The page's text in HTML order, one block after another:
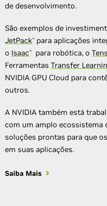
de desenvolvimento.
São exemplos de
JetPack™ para aplicações
o Isaac™ para robótica, o
Ferramentas Transfer
NVIDIA GPU Cloud para
outros.
A NVIDIA também está
com um amplo ecossistema
soluções prontas para que
em suas aplicações.
Saiba Mais